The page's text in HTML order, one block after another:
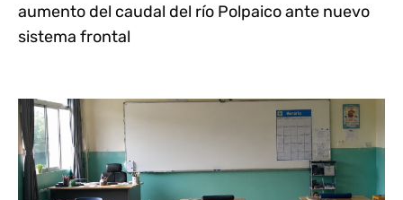
aumento del caudal del río Polpaico ante nuevo
sistema frontal